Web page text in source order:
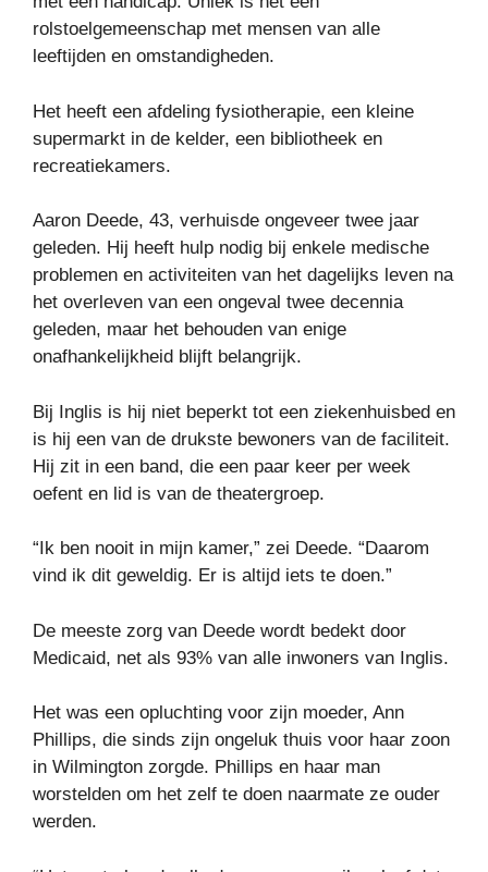
rolstoelgemeenschap met mensen van alle
leeftijden en omstandigheden.
Het heeft een afdeling fysiotherapie, een kleine
supermarkt in de kelder, een bibliotheek en
recreatiekamers.
Aaron Deede, 43, verhuisde ongeveer twee jaar
geleden. Hij heeft hulp nodig bij enkele medische
problemen en activiteiten van het dagelijks leven na
het overleven van een ongeval twee decennia
geleden, maar het behouden van enige
onafhankelijkheid blijft belangrijk.
Bij Inglis is hij niet beperkt tot een ziekenhuisbed en
is hij een van de drukste bewoners van de faciliteit.
Hij zit in een band, die een paar keer per week
oefent en lid is van de theatergroep.
“Ik ben nooit in mijn kamer,” zei Deede. “Daarom
vind ik dit geweldig. Er is altijd iets te doen.”
De meeste zorg van Deede wordt bedekt door
Medicaid, net als 93% van alle inwoners van Inglis.
Het was een opluchting voor zijn moeder, Ann
Phillips, die sinds zijn ongeluk thuis voor haar zoon
in Wilmington zorgde. Phillips en haar man
worstelden om het zelf te doen naarmate ze ouder
werden.